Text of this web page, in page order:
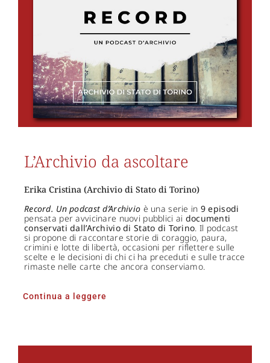
L’Archivio da ascoltare
Erika Cristina (Archivio di Stato di Torino)
Record. Un podcast d’Archivio è una serie in 9 episodi
pensata per avvicinare nuovi pubblici ai documenti
conservati dall’Archivio di Stato di Torino. Il podcast
si propone di raccontare storie di coraggio, paura,
crimini e lotte di libertà, occasioni per riflettere sulle
scelte e le decisioni di chi ci ha preceduti e sulle tracce
rimaste nelle carte che ancora conserviamo.
Continua a leggere